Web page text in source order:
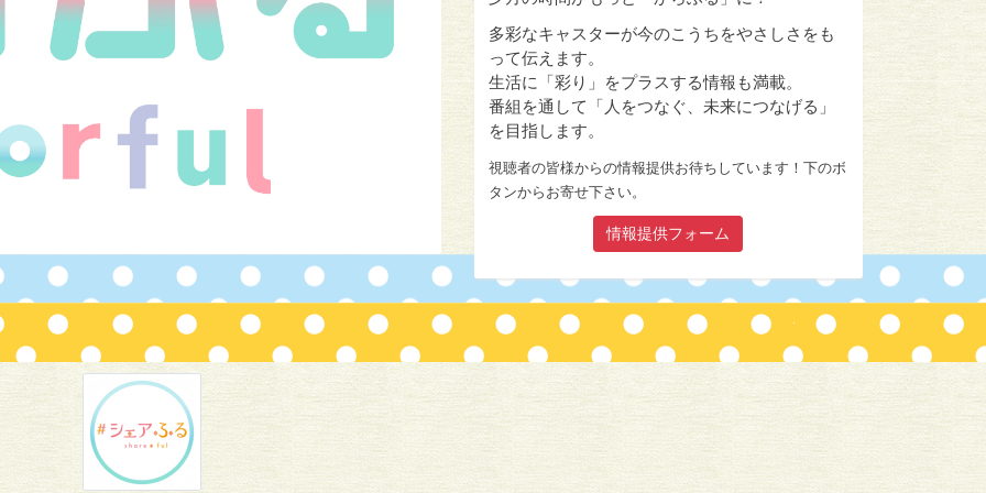
多彩なキャスターが今のこうちをやさしさをも
って伝えます。
生活に「彩り」をプラスする情報も満載。
番組を通して「人をつなぐ、未来につなげる」
を目指します。
視聴者の皆様からの情報提供お待ちしています！下のボ
タンからお寄せ下さい。
情報提供フォーム